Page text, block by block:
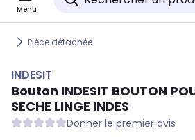
Accéder directement au chatbot
Menu
Pièce détachée
INDESIT
Bouton INDESIT BOUTON
SECHE LINGE INDES
Donner le premier avis